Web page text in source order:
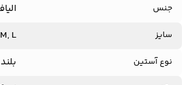
شال و کلاه
لباس زیر
جنس
سایز L
نوع آستین بلند